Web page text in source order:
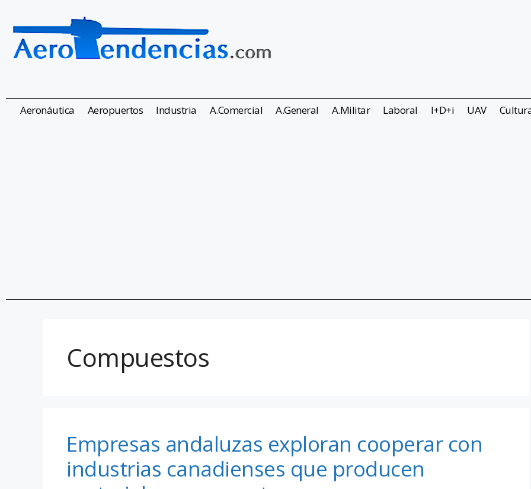
Aeronáutica Aeropuertos Industria A.Comercial A.General A.Militar Laboral I+D+i UAV
Compuestos
Empresas andaluzas exploran cooperar con
industrias canadienses que producen